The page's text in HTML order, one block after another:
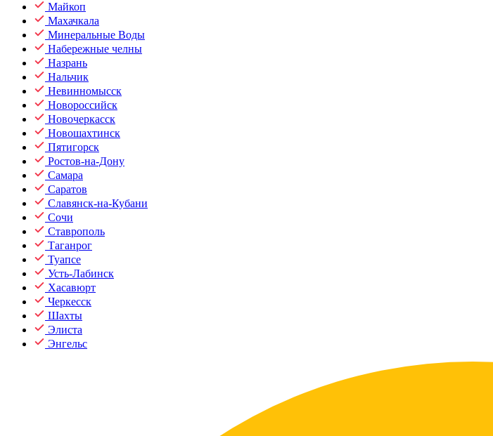
Майкоп
Махачкала
Минеральные Воды
Набережные челны
Назрань
Нальчик
Невинномысск
Новороссийск
Новочеркасск
Новошахтинск
Пятигорск
Ростов-на-Дону
Самара
Саратов
Славянск-на-Кубани
Сочи
Ставрополь
Таганрог
Туапсе
Усть-Лабинск
Хасавюрт
Черкесск
Шахты
Элиста
Энгельс